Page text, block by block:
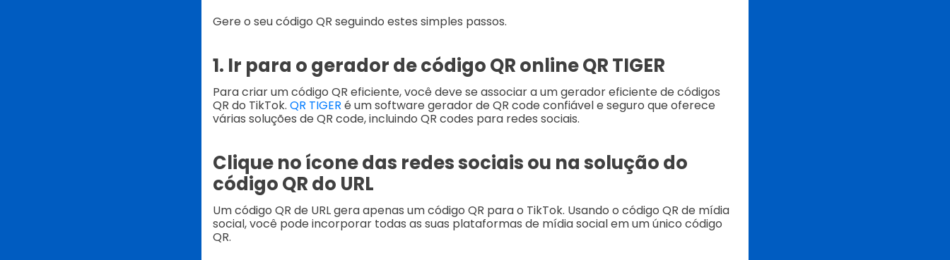
Gere o seu código QR seguindo estes simples passos.
1. Ir para o gerador de código QR online QR TIGER
Para criar um código QR eficiente, você deve se associar a um gerador eficiente de códigos
QR do TikTok. QR TIGER é um software gerador de QR code confiável e seguro que oferece
várias soluções de QR code, incluindo QR codes para redes sociais.
Clique no ícone das redes sociais ou na solução do
código QR do URL
Um código QR de URL gera apenas um código QR para o TikTok. Usando o código QR de mídia
social, você pode incorporar todas as suas plataformas de mídia social em um único código
QR.